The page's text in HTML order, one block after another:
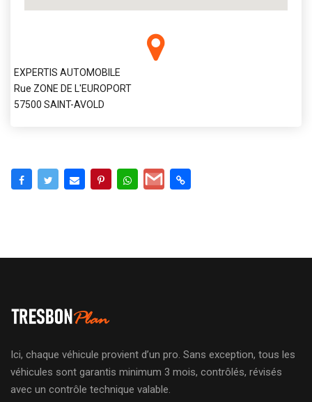
EXPERTIS AUTOMOBILE
Rue ZONE DE L'EUROPORT
57500 SAINT-AVOLD
Ici, chaque véhicule provient d’un pro. Sans exception, tous les
véhicules sont garantis minimum 3 mois, contrôlés, révisés
avec un contrôle technique valable.